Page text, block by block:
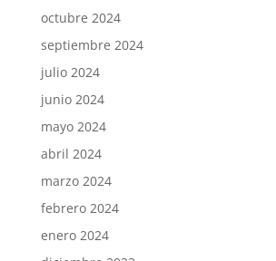
octubre 2024
septiembre 2024
julio 2024
junio 2024
mayo 2024
abril 2024
marzo 2024
febrero 2024
enero 2024